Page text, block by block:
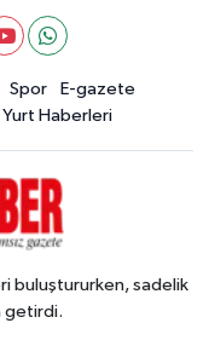
Spor
E-gazete
Yurt Haberleri
buluştururken, sadelik
getirdi.